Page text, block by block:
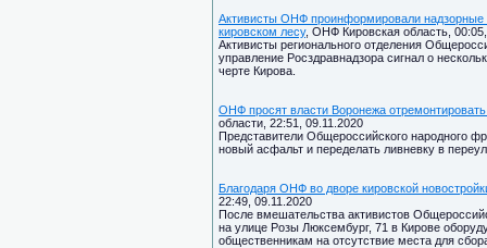
Активисты ОНФ проинформировали надзорные
кировском лесу, ОНФ Кировская область,
Активисты регионального отделения
управление Росздравнадзора сигнал о
черте Кирова.
ОНФ просят власти Воронежа отремонтировать
области, 22:51, 09.11.2020
Представители Общероссийского народного
новый асфальт и переделать ливневку в
Благодаря ОНФ во дворе кировской
22:49, 09.11.2020
После вмешательства активистов
на улице Розы Люксембург, 71 в Кирове
общественникам на отсутствие места для